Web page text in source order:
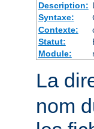
Description:
Syntaxe:
Contexte:
Statut:
Module:
La
nom